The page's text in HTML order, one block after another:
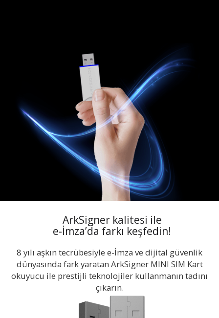
ArkSigner kalitesi ile
e-İmza’da farkı keşfedin!
8 yılı aşkın tecrübesiyle e-İmza ve dijital güvenlik
dünyasında fark yaratan ArkSigner MINI SIM Kart
okuyucu ile prestijli teknolojiler kullanmanın tadını
çıkarın.